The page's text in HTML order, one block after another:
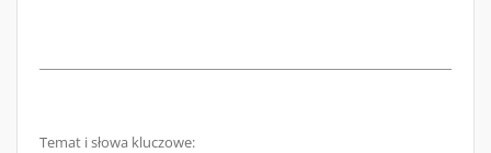
Temat i słowa kluczowe: